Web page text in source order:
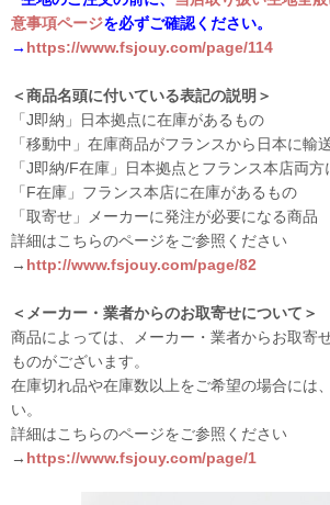
意事項ページを必ずご確認ください。
→ https://www.fsjouy.com/page/114
＜商品名頭に付いている表記の説明＞
「J即納」日本拠点に在庫があるもの
「移動中」在庫商品がフランスから日本に輸
「J即納/F在庫」日本拠点とフランス本店両
「F在庫」フランス本店に在庫があるもの
「取寄せ」メーカーに発注が必要になる商品
詳細はこちらのページをご参照ください
→ http://www.fsjouy.com/page/82
＜メーカー・業者からのお取寄せについて＞
商品によっては、メーカー・業者からお取寄
ものがございます。
在庫切れ品や在庫数以上をご希望の場合には
い。
詳細はこちらのページをご参照ください
→ https://www.fsjouy.com/page/1